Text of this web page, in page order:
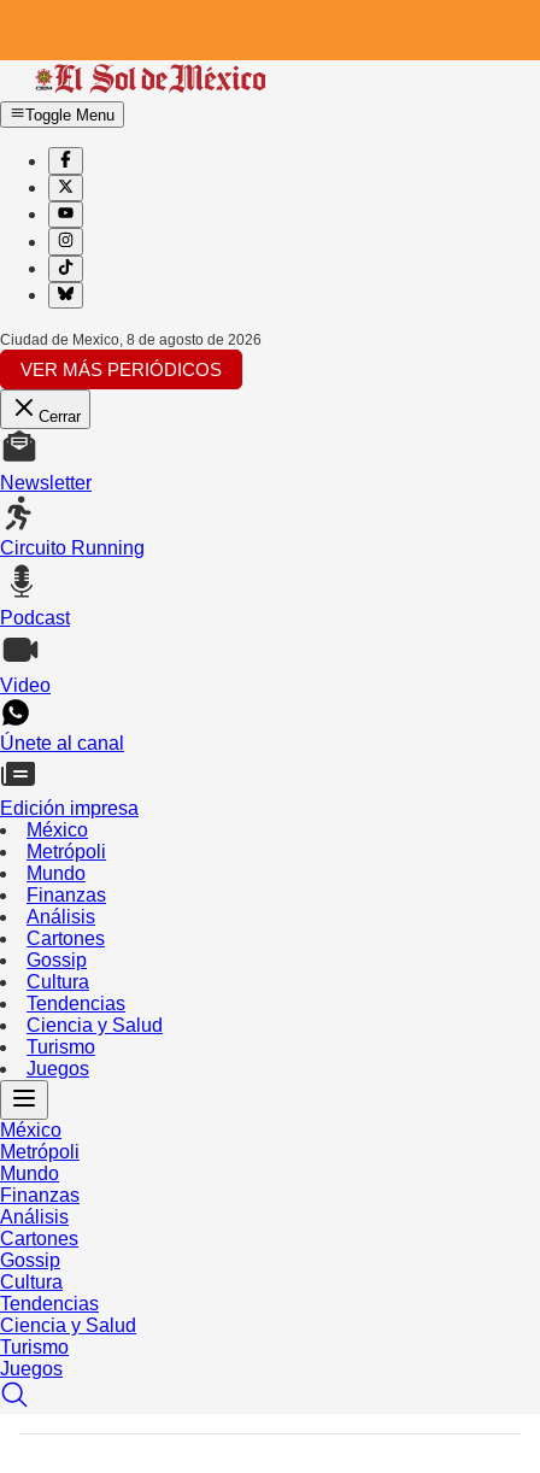
Toggle Menu
Ciudad de Mexico, 8 de agosto de 2026
VER MÁS PERIÓDICOS
Cerrar
Newsletter
Circuito Running
Podcast
Video
Únete al canal
Edición impresa
México
Metrópoli
Mundo
Finanzas
Análisis
Cartones
Gossip
Cultura
Tendencias
Ciencia y Salud
Turismo
Juegos
México
Metrópoli
Mundo
Finanzas
Análisis
Cartones
Gossip
Cultura
Tendencias
Ciencia y Salud
Turismo
Juegos